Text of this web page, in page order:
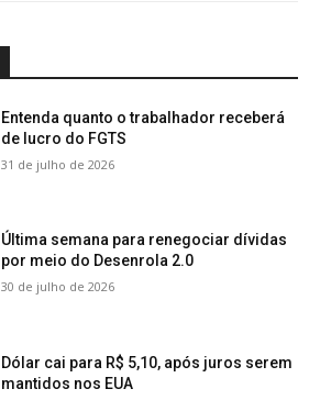
Entenda quanto o trabalhador receberá
de lucro do FGTS
31 de julho de 2026
Última semana para renegociar dívidas
por meio do Desenrola 2.0
30 de julho de 2026
Dólar cai para R$ 5,10, após juros serem
mantidos nos EUA